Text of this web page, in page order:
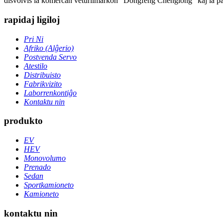
rapidaj ligiloj
Pri Ni
Afriko (Alĝerio)
Postvenda Servo
Atestilo
Distribuisto
Fabrikvizito
Laborrenkontiĝo
Kontaktu nin
produkto
EV
HEV
Monovolumo
Prenado
Sedan
Sportkamioneto
Kamioneto
kontaktu nin